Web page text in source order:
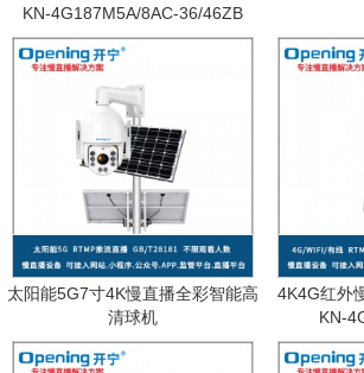
KN-4G187M5A/8AC-36/46ZB
太阳能5G7寸4K慢直播全彩智能高
清球机
4K4G红外
KN-